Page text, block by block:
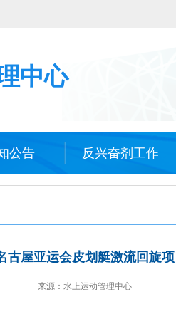
中心
公告 反兴奋剂工作
古屋亚运会皮划艇激流回旋
来源：水上运动管理中心